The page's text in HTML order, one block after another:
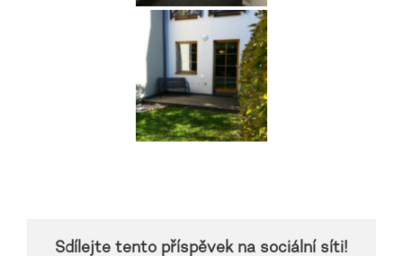
Sdílejte tento příspěvek na sociální síti!